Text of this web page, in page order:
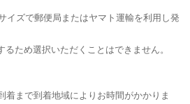
イズで郵便局またはヤマト運輸を利用し発
ため選択いただくことはできません。
着まで到着地域によりお時間がかかりま